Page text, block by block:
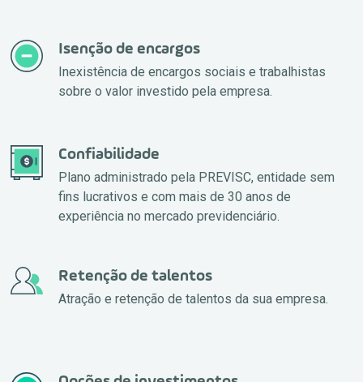
Isenção de encargos
Inexistência de encargos sociais e trabalhistas
sobre o valor investido pela empresa.
Confiabilidade
Plano administrado pela PREVISC, entidade sem
fins lucrativos e com mais de 30 anos de
experiência no mercado previdenciário.
Retenção de talentos
Atração e retenção de talentos da sua empresa.